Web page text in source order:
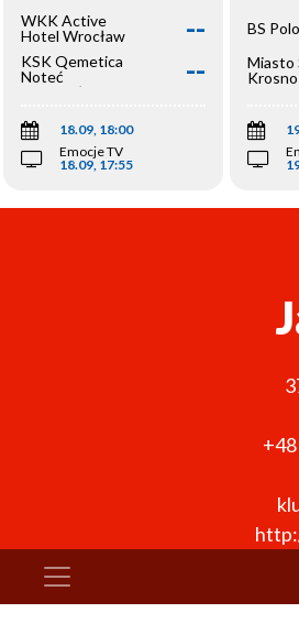
WKK Active
Hotel Wrocław
--
KSK Qemetica
Noteć
Inowrocław
--
18.09, 18:00
Emocje TV
18.09, 17:55
BS
Miasto
Krosno